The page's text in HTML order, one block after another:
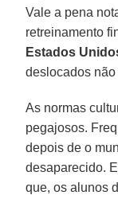
Vale a pena
retreinamento
Estados
deslocados
As normas
pegajosos.
depois de o
desaparecido.
que, os alunos